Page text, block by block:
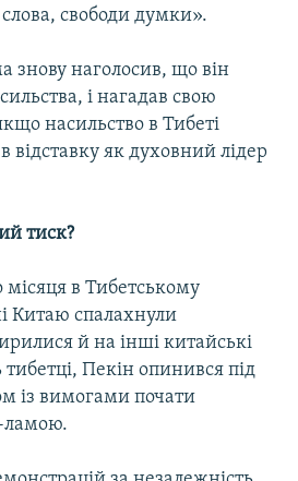
свободи думки».
знову наголосив, що він
і нагадав свою
насильство в Тибеті
відставку як духовний лідер
тиск?
місяця в Тибетському
Китаю спалахнули
й на інші китайські
тибетці, Пекін опинився під
із вимогами почати
ламою.